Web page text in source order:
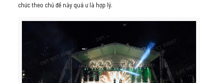
chức theo chủ đề này quá ư là hợp lý.